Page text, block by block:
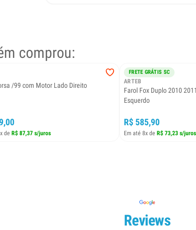
comprou:
/99 com Motor Lado Direito
de R$ 87,37 s/juros
FRETE GRÁTIS SC
ARTEB
Farol Fox Duplo 2010
Esquerdo
R$ 585,90
Em até 8x de R$ 73,23 s/juros
Reviews